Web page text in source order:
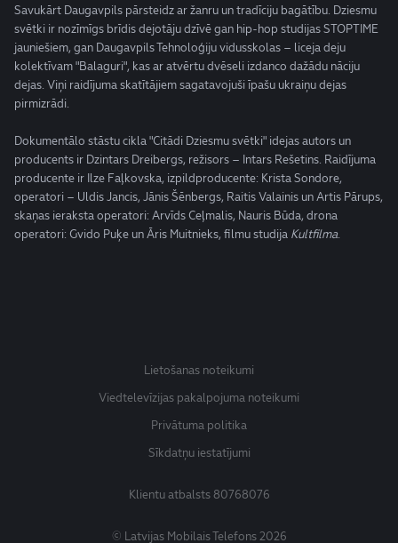
Savukārt Daugavpils pārsteidz ar žanru un tradīciju bagātību. Dziesmu
svētki ir nozīmīgs brīdis dejotāju dzīvē gan hip-hop studijas STOPTIME
jauniešiem, gan Daugavpils Tehnoloģiju vidusskolas – liceja deju
kolektīvam "Balaguri", kas ar atvērtu dvēseli izdanco dažādu nāciju
dejas. Viņi raidījuma skatītājiem sagatavojuši īpašu ukraiņu dejas
pirmizrādi.
Dokumentālo stāstu cikla "Citādi Dziesmu svētki" idejas autors un
producents ir Dzintars Dreibergs, režisors – Intars Rešetins. Raidījuma
producente ir Ilze Faļkovska, izpildproducente: Krista Sondore,
operatori – Uldis Jancis, Jānis Šēnbergs, Raitis Valainis un Artis Pārups,
skaņas ieraksta operatori: Arvīds Ceļmalis, Nauris Būda, drona
operatori: Gvido Puķe un Āris Muitnieks, filmu studija Kultfilma.
Lietošanas noteikumi
Viedtelevīzijas pakalpojuma noteikumi
Privātuma politika
Sīkdatņu iestatījumi
Klientu atbalsts80768076
© Latvijas Mobilais Telefons 2026